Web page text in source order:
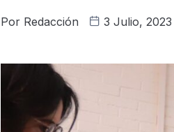
Por Redacción 3 Julio, 2023